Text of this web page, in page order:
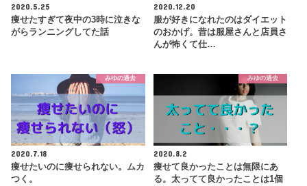
2020.5.25
痩せたすぎて夜中の3時に泣きな
がらランニングしてた話
2020.12.20
服が好きになれたのはダイエット
のおかげ。昔は服屋さんと店員さ
んが怖くて仕…
みゆの過去
2020.7.18
痩せたいのに痩せられない。ムカ
つく。
みゆの過去
2020.8.2
痩せて良かったことは無限にあ
る。太ってて良かったことは1個